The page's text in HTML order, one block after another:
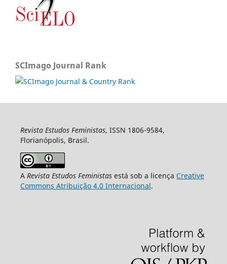
SCImago Journal Rank
Revista Estudos Feministas, ISSN 1806-9584,
Florianópolis, Brasil.
A Revista Estudos Feministasestá sob a licença Creative
Commons Atribuição 4.0 Internacional.